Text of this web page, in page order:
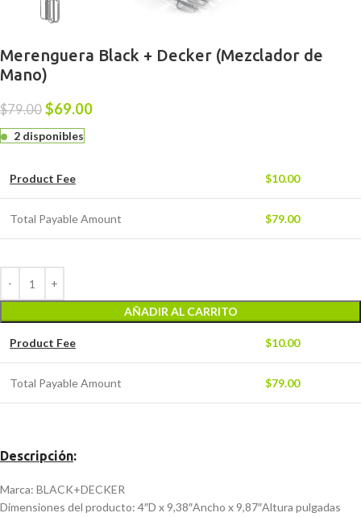
Merenguera Black + Decker (Mezclador de
Mano)
$79.00 $69.00
2 disponibles
Product Fee $10.00
Total Payable Amount $79.00
AÑADIR AL CARRITO
Product Fee $10.00
Total Payable Amount $79.00
Descripción:
Marca: BLACK+DECKER
Dimensiones del producto: 4″D x 9,38″Ancho x 9,87″Altura pulgadas